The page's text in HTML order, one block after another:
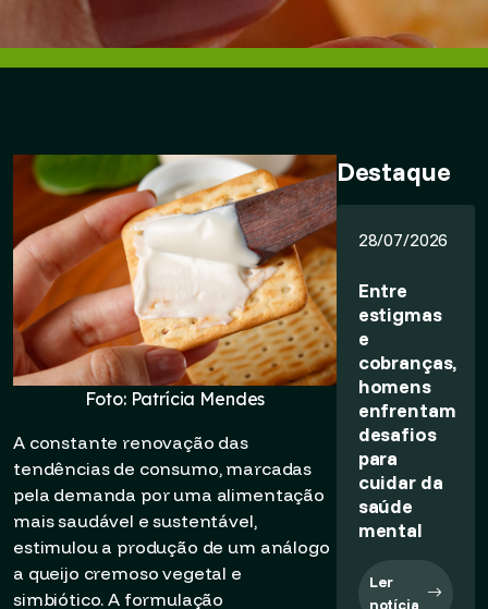
Foto: Patrícia Mendes
A constante renovação das
tendências de consumo, marcadas
pela demanda por uma alimentação
mais saudável e sustentável,
estimulou a produção de um análogo
a queijo cremoso vegetal e
simbiótico. A formulação
Destaque
28/07/2026
Entre
estigmas
e
cobranças,
homens
enfrentam
desafios
para
cuidar da
saúde
mental
Ler
notícia